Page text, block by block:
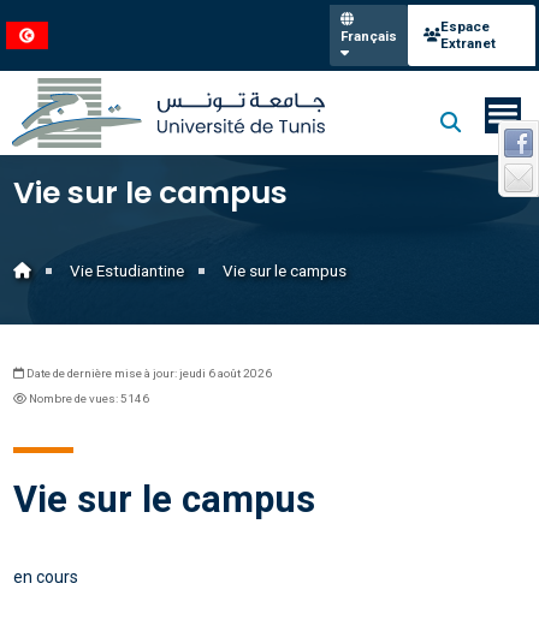
Français
Espace
Extranet
Vie sur le campus
Vie Estudiantine Vie sur le campus
Date de dernière mise à jour: jeudi 6 août 2026
Nombre de vues: 5146
Vie sur le campus
en cours